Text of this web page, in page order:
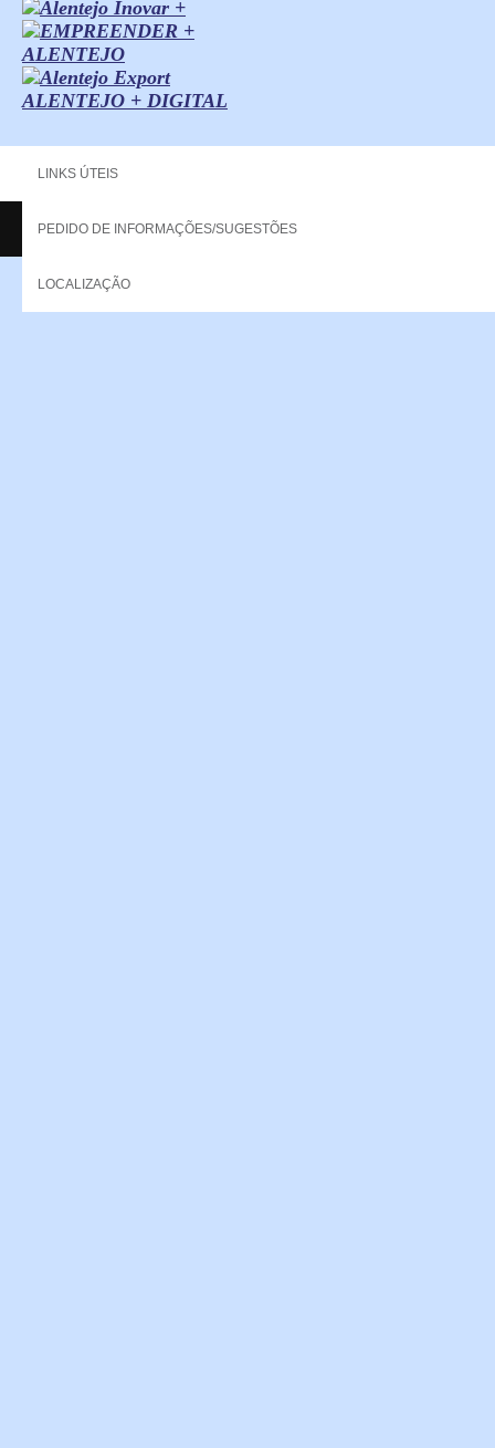
ALENTEJO + DIGITAL
LINKS ÚTEIS
PEDIDO DE INFORMAÇÕES/SUGESTÕES
LOCALIZAÇÃO
Copyright - 2013 NERPOR. All rights reserved.